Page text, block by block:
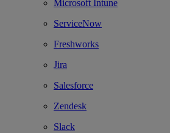
Microsoft Intune
ServiceNow
Freshworks
Jira
Salesforce
Zendesk
Slack